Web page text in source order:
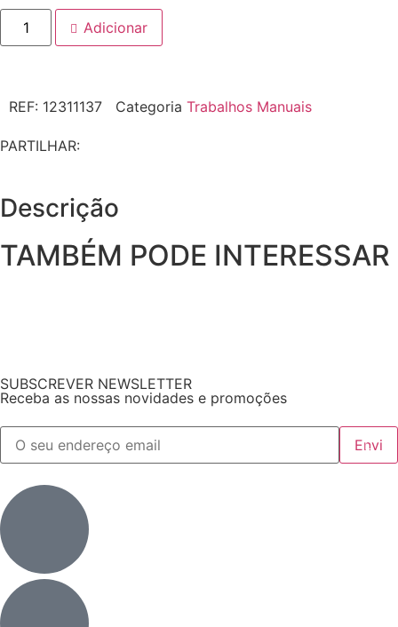
Adicionar
REF: 12311137 Categoria Trabalhos Manuais
PARTILHAR:
Descrição
TAMBÉM PODE INTERESSAR
SUBSCREVER NEWSLETTER
Receba as nossas novidades e promoções